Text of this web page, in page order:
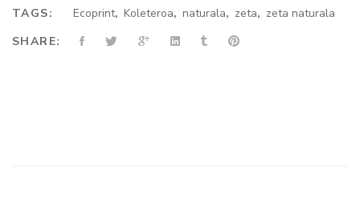
TAGS:
Ecoprint,Koleteroa,naturala, zeta, zeta naturala
SHARE: